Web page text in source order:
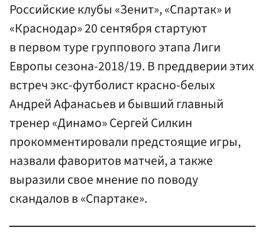
Российские клубы «Зенит», «Спартак» и
«Краснодар» 20 сентября стартуют
в первом туре группового этапа Лиги
Европы сезона-2018/19. В преддверии этих
встреч экс-футболист красно-белых
Андрей Афанасьев и бывший главный
тренер «Динамо» Сергей Силкин
прокомментировали предстоящие игры,
назвали фаворитов матчей, а также
выразили свое мнение по поводу
скандалов в «Спартаке».